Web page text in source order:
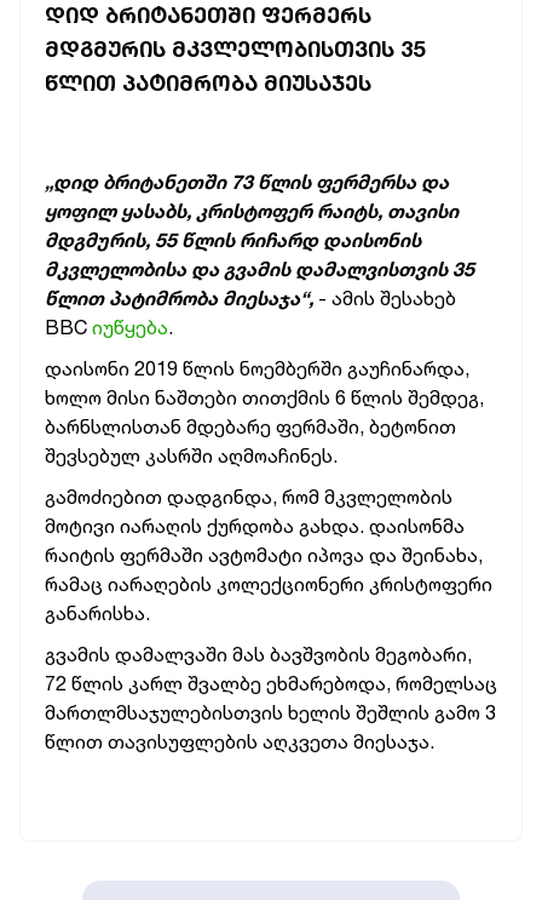
ᲓᲘᲓ ᲑᲠᲘᲢᲐᲜᲔᲗᲨᲘ ᲤᲔᲠᲛᲔᲠᲡ
ᲛᲓᲒᲛᲣᲠᲘᲡ ᲛᲙᲕᲚᲔᲚᲝᲑᲘᲡᲗᲕᲘᲡ 35
ᲬᲚᲘᲗ ᲞᲐᲢᲘᲛᲠᲝᲑᲐ ᲛᲘᲣᲡᲐᲯᲔᲡ
„დიდ ბრიტანეთში 73 წლის ფერმერსა და
ყოფილ ყასაბს, კრისტოფერ რაიტს, თავისი
მდგმურის, 55 წლის რიჩარდ დაისონის
მკვლელობისა და გვამის დამალვისთვის 35
წლით პატიმრობა მიესაჯა“, - ამის შესახებ
BBC იუწყება.
დაისონი 2019 წლის ნოემბერში გაუჩინარდა,
ხოლო მისი ნაშთები თითქმის 6 წლის შემდეგ,
ბარნსლისთან მდებარე ფერმაში, ბეტონით
შევსებულ კასრში აღმოაჩინეს.
გამოძიებით დადგინდა, რომ მკვლელობის
მოტივი იარაღის ქურდობა გახდა. დაისონმა
რაიტის ფერმაში ავტომატი იპოვა და შეინახა,
რამაც იარაღების კოლექციონერი კრისტოფერი
განარისხა.
გვამის დამალვაში მას ბავშვობის მეგობარი,
72 წლის კარლ შვალბე ეხმარებოდა, რომელსაც
მართლმსაჯულებისთვის ხელის შეშლის გამო 3
წლით თავისუფლების აღკვეთა მიესაჯა.